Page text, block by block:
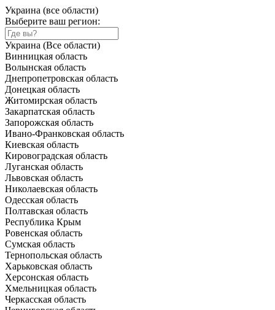
Украина (все области)
Выберите ваш регион:
Украина (Все области)
Винницкая область
Волынская область
Днепропетровская область
Донецкая область
Житомирская область
Закарпатская область
Запорожская область
Ивано-Франковская область
Киевская область
Кировоградская область
Луганская область
Львовская область
Николаевская область
Одесская область
Полтавская область
Республика Крым
Ровенская область
Сумская область
Тернопольская область
Харьковская область
Херсонская область
Хмельницкая область
Черкасская область